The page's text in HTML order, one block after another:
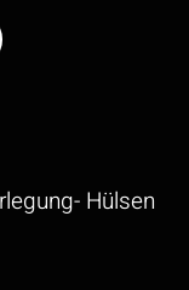
Hülsen